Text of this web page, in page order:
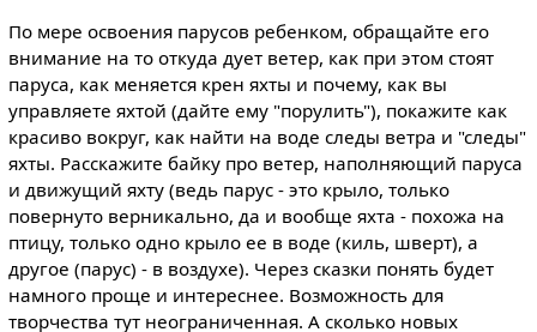
По мере освоения парусов ребенком, обращайте его
внимание на то откуда дует ветер, как при этом стоят
паруса, как меняется крен яхты и почему, как вы
управляете яхтой (дайте ему "порулить"), покажите как
красиво вокруг, как найти на воде следы ветра и "следы"
яхты. Расскажите байку про ветер, наполняющий паруса
и движущий яхту (ведь парус - это крыло, только
повернуто верникально, да и вообще яхта - похожа на
птицу, только одно крыло ее в воде (киль, шверт), а
другое (парус) - в воздухе). Через сказки понять будет
намного проще и интереснее. Возможность для
творчества тут неограниченная. А сколько новых